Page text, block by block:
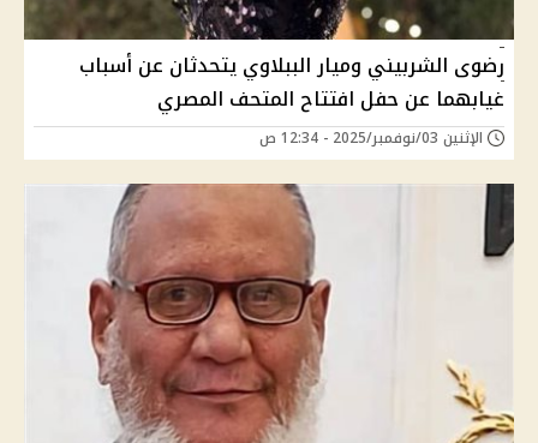
رضوى الشربيني وميار الببلاوي يتحدثان عن أسباب
غيابهما عن حفل افتتاح المتحف المصري
الإثنين 03/نوفمبر/2025 - 12:34 ص